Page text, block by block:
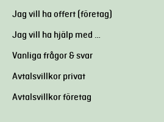
Jag vill ha offert (företag)
Jag vill ha hjälp med …
Vanliga frågor & svar
Avtalsvillkor privat
Avtalsvillkor företag